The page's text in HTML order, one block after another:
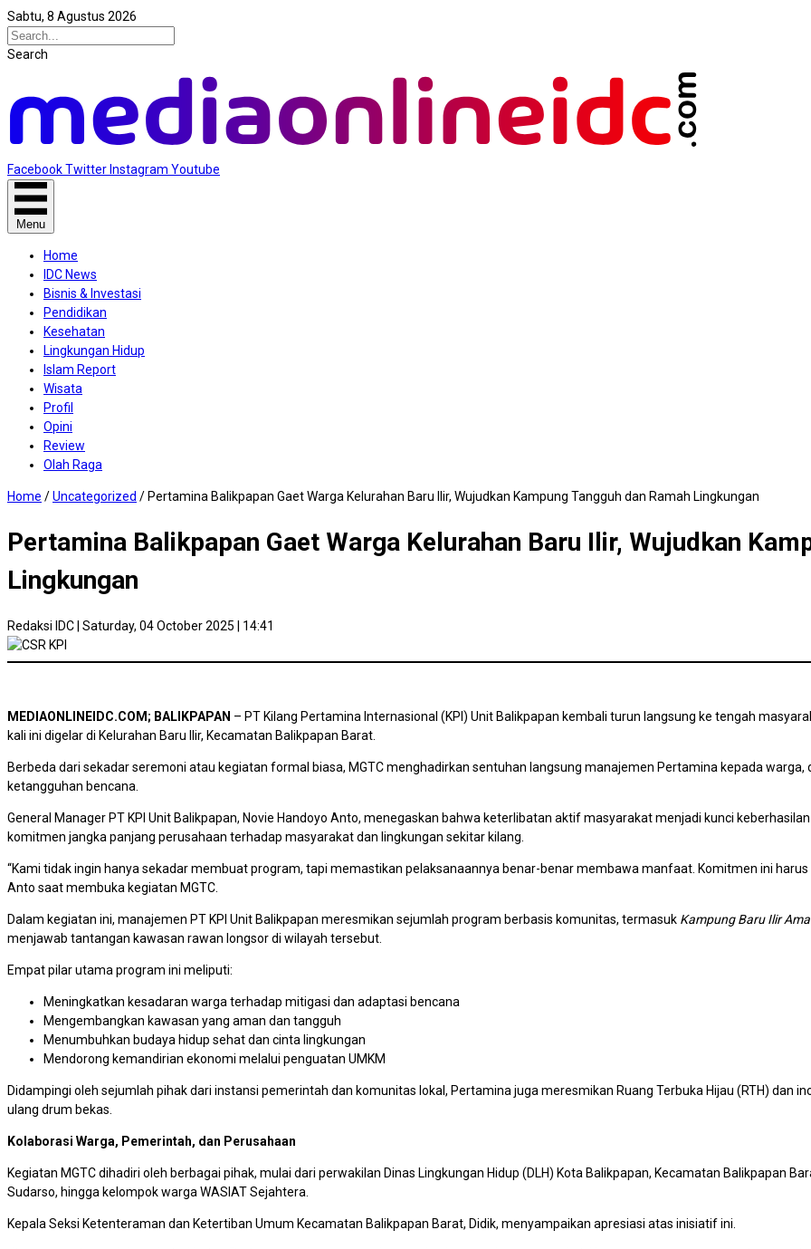
Sabtu, 8 Agustus 2026
Search
FacebookTwitter Instagram Youtube
Menu
Home
IDC News
Bisnis & Investasi
Pendidikan
Kesehatan
Lingkungan Hidup
Islam Report
Wisata
Profil
Opini
Review
Olah Raga
Home /Uncategorized / Pertamina Balikpapan Gaet Warga Kelurahan Baru Ilir, Wujudkan Kampung Tangguh dan Ramah Lingkungan
Pertamina Balikpapan Gaet Warga Kelurahan Baru Ilir, Wujudkan
Lingkungan
Redaksi IDC| Saturday, 04 October 2025 | 14:41
MEDIAONLINEIDC.COM; BALIKPAPAN – PT Kilang Pertamina Internasional (KPI) Unit Balikpapan kembali turun langsung ke tengah
kali ini digelar di Kelurahan Baru Ilir, Kecamatan Balikpapan Barat.
Berbeda dari sekadar seremoni atau kegiatan formal biasa, MGTC menghadirkan sentuhan langsung manajemen Pertamina kepada
ketangguhan bencana.
General Manager PT KPI Unit Balikpapan, Novie Handoyo Anto, menegaskan bahwa keterlibatan aktif masyarakat menjadi kunci
komitmen jangka panjang perusahaan terhadap masyarakat dan lingkungan sekitar kilang.
“Kami tidak ingin hanya sekadar membuat program, tapi memastikan pelaksanaannya benar-benar membawa manfaat. Komitmen ini
Anto saat membuka kegiatan MGTC.
Dalam kegiatan ini, manajemen PT KPI Unit Balikpapan meresmikan sejumlah program berbasis komunitas, termasuk Kampung Baru Ilir
menjawab tantangan kawasan rawan longsor di wilayah tersebut.
Empat pilar utama program ini meliputi:
Meningkatkan kesadaran warga terhadap mitigasi dan adaptasi bencana
Mengembangkan kawasan yang aman dan tangguh
Menumbuhkan budaya hidup sehat dan cinta lingkungan
Mendorong kemandirian ekonomi melalui penguatan UMKM
Didampingi oleh sejumlah pihak dari instansi pemerintah dan komunitas lokal, Pertamina juga meresmikan Ruang Terbuka Hijau (RTH) dan
ulang drum bekas.
Kolaborasi Warga, Pemerintah, dan Perusahaan
Kegiatan MGTC dihadiri oleh berbagai pihak, mulai dari perwakilan Dinas Lingkungan Hidup (DLH) Kota Balikpapan, Kecamatan Balikpapan
Sudarso, hingga kelompok warga WASIAT Sejahtera.
Kepala Seksi Ketenteraman dan Ketertiban Umum Kecamatan Balikpapan Barat, Didik, menyampaikan apresiasi atas inisiatif ini.